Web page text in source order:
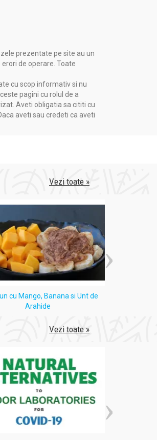
prezentate pe site au un
de operare. Toate
cu scop informativ si nu
pagini cu rolul de a
Aveti obligatia sa cititi cu
aveti sau credeti ca aveti
Vezi toate »
cu Mango, Banana si Unt de
Arahide
Vezi toate »